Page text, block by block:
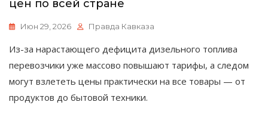
цен по всей стране
Июн 29, 2026 Правда Кавказа
Из-за нарастающего дефицита дизельного топлива
перевозчики уже массово повышают тарифы, а следом
могут взлететь цены практически на все товары — от
продуктов до бытовой техники.